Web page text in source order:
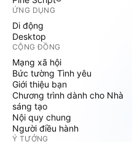
ỨNG DỤNG
Di động
Desktop
CỘNG ĐỒNG
Mạng xã hội
Bức tường Tình yêu
Giới thiệu bạn
Chương trình dành cho Nhà
sáng tạo
Nội quy chung
Người điều hành
Ý TƯỞNG